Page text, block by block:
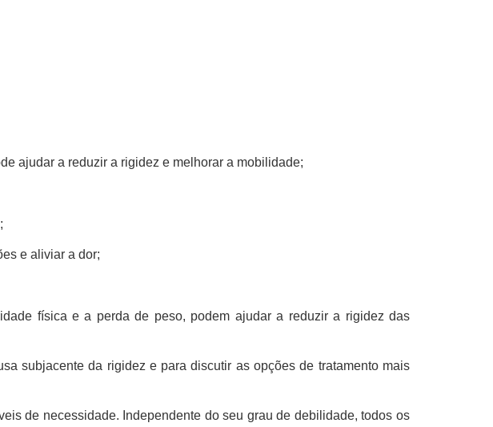
ajudar a reduzir a rigidez e melhorar a mobilidade;
e aliviar a dor;
física e a perda de peso, podem ajudar a reduzir a rigidez das
subjacente da rigidez e para discutir as opções de tratamento mais
de necessidade. Independente do seu grau de debilidade, todos os